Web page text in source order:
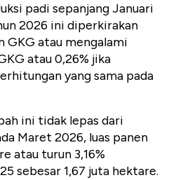
padi sepanjang Januari
2026 ini diperkirakan
GKG atau mengalami
atau 0,26% jika
yang sama pada
ini tidak lepas dari
Maret 2026, luas panen
atau turun 3,16%
sebesar 1,67 juta hektare.